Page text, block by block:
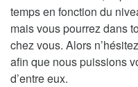
temps en fonction du
mais vous pourrez dans
chez vous. Alors
afin que nous puissions
d’entre eux.